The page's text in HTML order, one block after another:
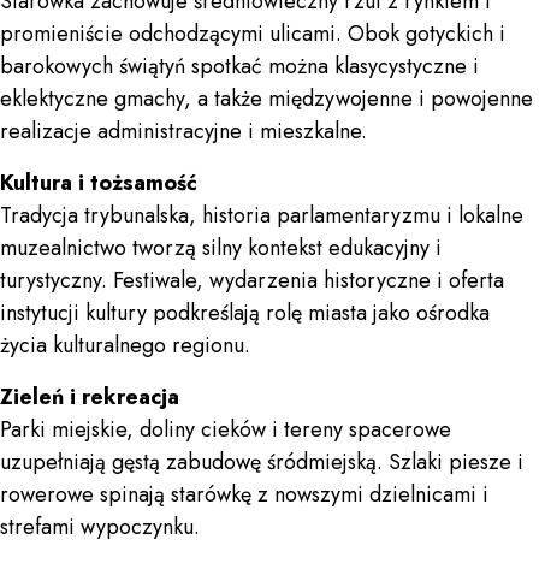
promieniście odchodzącymi ulicami. Obok gotyckich i
barokowych świątyń spotkać można klasycystyczne i
eklektyczne gmachy, a także międzywojenne i powojenne
realizacje administracyjne i mieszkalne.
Kultura i tożsamość
Tradycja trybunalska, historia parlamentaryzmu i lokalne
muzealnictwo tworzą silny kontekst edukacyjny i
turystyczny. Festiwale, wydarzenia historyczne i oferta
instytucji kultury podkreślają rolę miasta jako ośrodka
życia kulturalnego regionu.
Zieleń i rekreacja
Parki miejskie, doliny cieków i tereny spacerowe
uzupełniają gęstą zabudowę śródmiejską. Szlaki piesze i
rowerowe spinają starówkę z nowszymi dzielnicami i
strefami wypoczynku.